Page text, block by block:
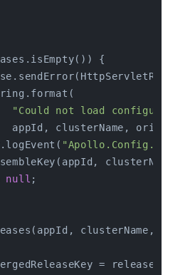
{
"Could not load
appId, clusterName,
clusterName,
null ;
clusterName,
=